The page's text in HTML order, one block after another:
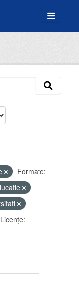
Formate:
Licenţe: